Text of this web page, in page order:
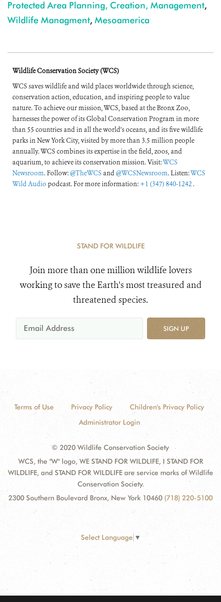
Protected Area Planning, Creation, Management,
Wildlife Managment, Mesoamerica
Wildlife Conservation Society (WCS)
WCS saves wildlife and wild places worldwide through science,
conservation action, education, and inspiring people to value
nature. To achieve our mission, WCS, based at the Bronx Zoo,
harnesses the power of its Global Conservation Program in more
than 55 countries and in all the world’s oceans, and its five wildlife
parks in New York City, visited by more than 3.5 million people
annually. WCS combines its expertise in the field, zoos, and
aquarium, to achieve its conservation mission. Visit:WCS
Newsroom. Follow:@TheWCS and@WCSNewsroom. Listen:WCS
Wild Audio podcast. For more information: +1 (347) 840-1242 .
STAND FOR WILDLIFE
Join more than one million wildlife lovers
working to save the Earth's most treasured and
threatened species.
SIGN UP
Terms of Use Privacy Policy
Children's Privacy Policy
Administrator Login
© 2020 Wildlife Conservation Society
WCS, the "W" logo, WE STAND FOR WILDLIFE, I STAND FOR
WILDLIFE, and STAND FOR WILDLIFE are service marks of Wildlife
Conservation Society.
2300 Southern Boulevard Bronx, New York 10460 (718) 220-5100
Select Language ▼